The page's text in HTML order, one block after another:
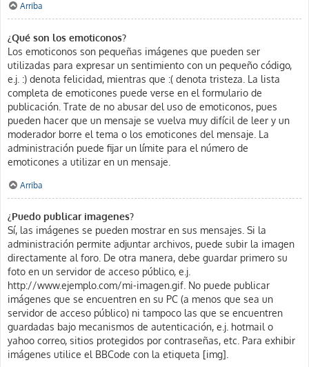
Arriba
¿Qué son los emoticonos?
Los emoticonos son pequeñas imágenes que pueden ser
utilizadas para expresar un sentimiento con un pequeño código,
e.j. :) denota felicidad, mientras que :( denota tristeza. La lista
completa de emoticones puede verse en el formulario de
publicación. Trate de no abusar del uso de emoticonos, pues
pueden hacer que un mensaje se vuelva muy difícil de leer y un
moderador borre el tema o los emoticones del mensaje. La
administración puede fijar un límite para el número de
emoticones a utilizar en un mensaje.
Arriba
¿Puedo publicar imagenes?
Sí, las imágenes se pueden mostrar en sus mensajes. Si la
administración permite adjuntar archivos, puede subir la imagen
directamente al foro. De otra manera, debe guardar primero su
foto en un servidor de acceso público, e.j.
http://www.ejemplo.com/mi-imagen.gif. No puede publicar
imágenes que se encuentren en su PC (a menos que sea un
servidor de acceso público) ni tampoco las que se encuentren
guardadas bajo mecanismos de autenticación, e.j. hotmail o
yahoo correo, sitios protegidos por contraseñas, etc. Para exhibir
imágenes utilice el BBCode con la etiqueta [img].